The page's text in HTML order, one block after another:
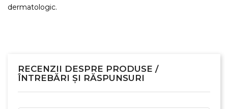
dermatologic.
RECENZII DESPRE PRODUSE /
ÎNTREBĂRI ȘI RĂSPUNSURI